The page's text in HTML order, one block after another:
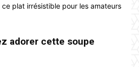
plat irrésistible pour les amateurs
adorer cette soupe